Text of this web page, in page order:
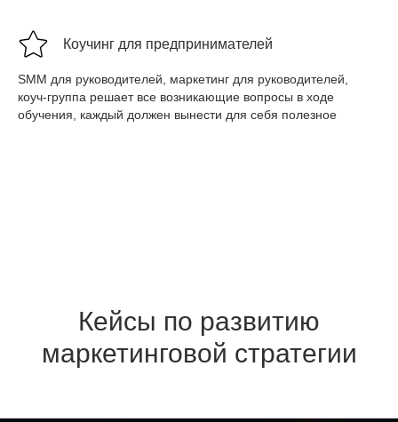
Коучинг для предпринимателей
SMM для руководителей, маркетинг для руководителей,
коуч-группа решает все возникающие вопросы в ходе
обучения, каждый должен вынести для себя полезное
Кейсы по развитию
маркетинговой стратегии